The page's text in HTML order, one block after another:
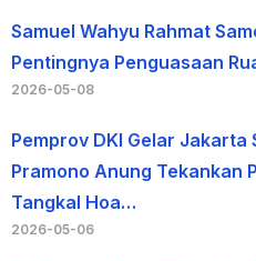
Samuel Wahyu Rahmat
Pentingnya Penguasaan
2026-05-08
Pemprov DKI Gelar Jakarta
Pramono Anung Tekankan
Tangkal Hoa…
2026-05-06